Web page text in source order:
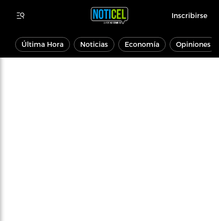
Inscribirse
Última Hora Noticias Economía Opiniones